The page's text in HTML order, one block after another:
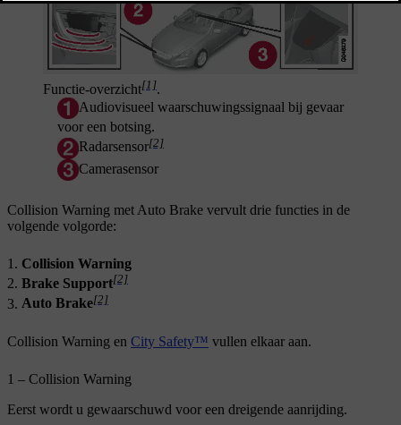
Functie-overzicht[1].
Audiovisueel waarschuwingssignaal bij gevaar
voor een botsing.
Radarsensor[2]
Camerasensor
Collision Warning met Auto Brake vervult drie functies in de
volgende volgorde:
Collision Warning
Brake Support[2]
Auto Brake[2]
Collision Warning en City Safety™ vullen elkaar aan.
1 – Collision Warning
Eerst wordt u gewaarschuwd voor een dreigende aanrijding.